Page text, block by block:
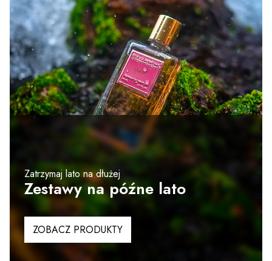
Zatrzymaj lato na dłużej
Zestawy na późne lato
ZOBACZ PRODUKTY